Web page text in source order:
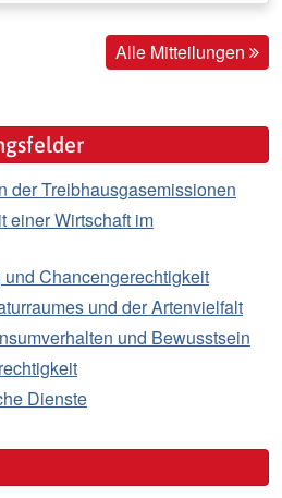
Alle Mitteilungen
der Treibhausgasemissionen
einer Wirtschaft im
Chancengerechtigkeit
und der Artenvielfalt
und Bewusstsein
Dienste